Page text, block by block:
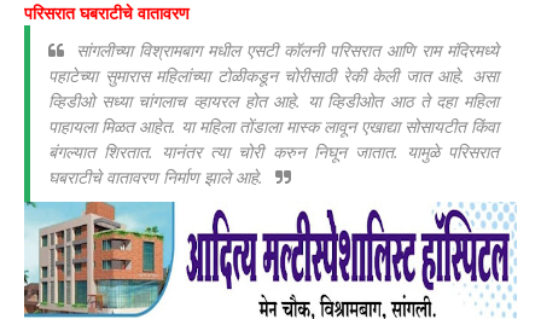
परिसरात घबराटीचे वातावरण
सांगलीच्या विश्रामबाग मधील एसटी कॉलनी परिसरात आणि राम मंदिरमध्ये
पहाटेच्या सुमारास महिलांच्या टोळीकडून चोरीसाठी रेकी केली जात आहे. असा
व्हिडीओ सध्या चांगलाच व्हायरल होत आहे. या व्हिडीओत आठ ते दहा महिला
पाहायला मिळत आहेत. या महिला तोंडाला मास्क लावून एखाद्या सोसायटीत किंवा
बंगल्यात शिरतात. यानंतर त्या चोरी करुन निघून जातात. यामुळे परिसरात
घबराटीचे वातावरण निर्माण झाले आहे.